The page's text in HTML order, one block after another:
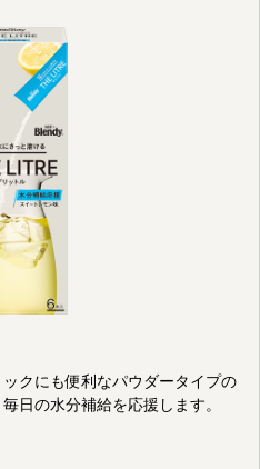
クにも便利なパウダータイプの
日の水分補給を応援します。